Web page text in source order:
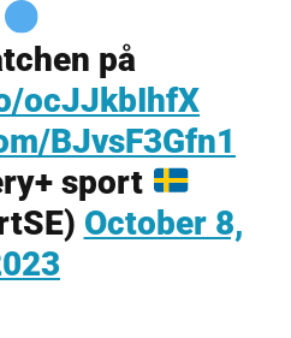
på
ocJJkbIhfX
BJvsF3Gfn1
sport
October 8,